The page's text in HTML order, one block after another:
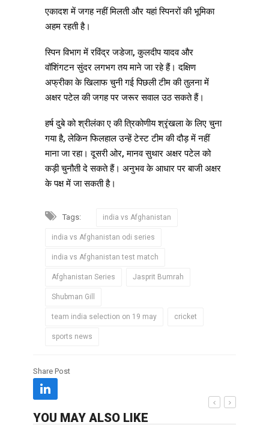
एकादश में जगह नहीं मिलती और यहां स्पिनरों की भूमिका
अहम रहती है।
स्पिन विभाग में रविंद्र जडेजा, कुलदीप यादव और
वॉशिंगटन सुंदर लगभग तय माने जा रहे हैं। दक्षिण
अफ्रीका के खिलाफ चुनी गई पिछली टीम की तुलना में
अक्षर पटेल की जगह पर जरूर सवाल उठ सकते हैं।
हर्ष दुबे को श्रीलंका ए की त्रिकोणीय श्रृंखला के लिए चुना
गया है, लेकिन फिलहाल उन्हें टेस्ट टीम की दौड़ में नहीं
माना जा रहा। दूसरी ओर, मानव सुथार अक्षर पटेल को
कड़ी चुनौती दे सकते हैं। अनुभव के आधार पर बाजी अक्षर
के पक्ष में जा सकती है।
Tags: india vs Afghanistan
india vs Afghanistan odi series
india vs Afghanistan test match
Afghanistan Series Jasprit Bumrah
Shubman Gill
team india selection on 19 may cricket
sports news
Share Post
YOU MAY ALSO LIKE